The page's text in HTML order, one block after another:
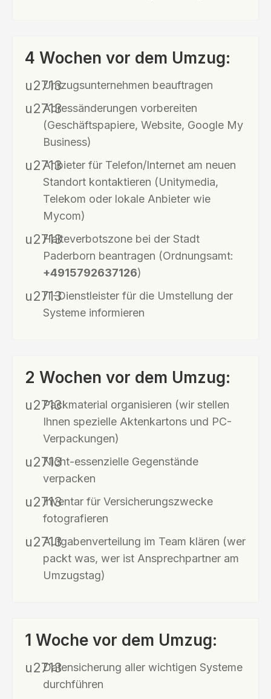
4 Wochen vor dem Umzug:
Umzugsunternehmen beauftragen
Adressänderungen vorbereiten
(Geschäftspapiere, Website, Google My
Business)
Anbieter für Telefon/Internet am neuen
Standort kontaktieren (Unitymedia,
Telekom oder lokale Anbieter wie
Mycom)
Halteverbotszone bei der Stadt
Paderborn beantragen (Ordnungsamt:
+4915792637126)
IT-Dienstleister für die Umstellung der
Systeme informieren
2 Wochen vor dem Umzug:
Packmaterial organisieren (wir stellen
Ihnen spezielle Aktenkartons und PC-
Verpackungen)
Nicht-essenzielle Gegenstände
verpacken
Inventar für Versicherungszwecke
fotografieren
Aufgabenverteilung im Team klären (wer
packt was, wer ist Ansprechpartner am
Umzugstag)
1 Woche vor dem Umzug:
Datensicherung aller wichtigen Systeme
durchführen